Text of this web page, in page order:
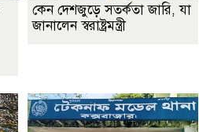
কেন দেশজুড়ে সতর্কতা জারি, যা
জানালেন স্বরাষ্ট্রমন্ত্রী